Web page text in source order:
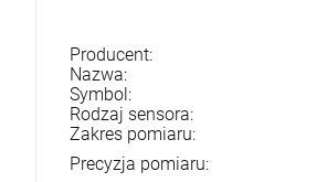
Producent:
Nazwa:
Symbol:
Rodzaj sensora:
Zakres pomiaru:
Precyzja pomiaru: